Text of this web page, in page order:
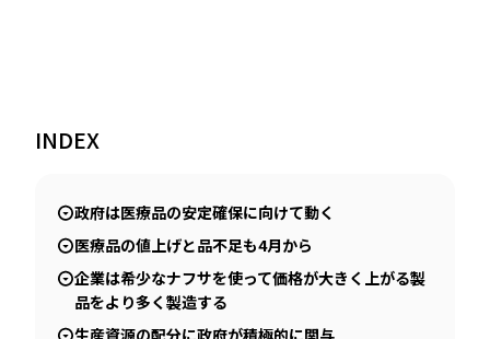
INDEX
政府は医療品の安定確保に向けて動く
医療品の値上げと品不足も4月から
企業は希少なナフサを使って価格が大きく上がる製
品をより多く製造する
生産資源の配分に政府が積極的に関与